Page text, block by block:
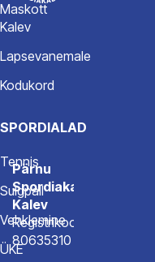
Maskott
Kalev
Lapsevanemale
Kodukord
SPORDIALAD
Tennis
Sulgpall
Vehklemine
ÜKE
Pärnu
Spordiakadeemia
Kalev
Registrikood
80635310